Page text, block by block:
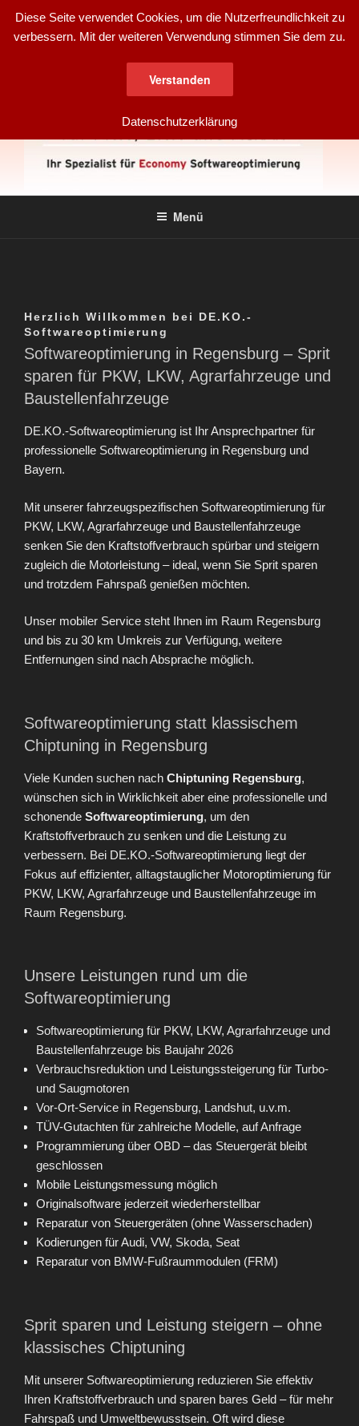
Menü
Herzlich Willkommen bei DE.KO.-
Softwareoptimierung
Softwareoptimierung in Regensburg – Sprit
sparen für PKW, LKW, Agrarfahrzeuge und
Baustellenfahrzeuge
DE.KO.-Softwareoptimierung ist Ihr Ansprechpartner für
professionelle Softwareoptimierung in Regensburg und
Bayern.
Mit unserer fahrzeugspezifischen Softwareoptimierung für
PKW, LKW, Agrarfahrzeuge und Baustellenfahrzeuge
senken Sie den Kraftstoffverbrauch spürbar und steigern
zugleich die Motorleistung – ideal, wenn Sie Sprit sparen
und trotzdem Fahrspaß genießen möchten.
Unser mobiler Service steht Ihnen im Raum Regensburg
und bis zu 30 km Umkreis zur Verfügung, weitere
Entfernungen sind nach Absprache möglich.
Softwareoptimierung statt klassischem
Chiptuning in Regensburg
Viele Kunden suchen nach Chiptuning Regensburg,
wünschen sich in Wirklichkeit aber eine professionelle und
schonende Softwareoptimierung, um den
Kraftstoffverbrauch zu senken und die Leistung zu
verbessern. Bei DE.KO.-Softwareoptimierung liegt der
Fokus auf effizienter, alltagstauglicher Motoroptimierung für
PKW, LKW, Agrarfahrzeuge und Baustellenfahrzeuge im
Raum Regensburg.
Unsere Leistungen rund um die
Softwareoptimierung
Softwareoptimierung für PKW, LKW, Agrarfahrzeuge und
Baustellenfahrzeuge bis Baujahr 2026
Verbrauchsreduktion und Leistungssteigerung für Turbo-
und Saugmotoren
Vor-Ort-Service in Regensburg, Landshut, u.v.m.
TÜV-Gutachten für zahlreiche Modelle, auf Anfrage
Programmierung über OBD – das Steuergerät bleibt
geschlossen
Mobile Leistungsmessung möglich
Originalsoftware jederzeit wiederherstellbar
Reparatur von Steuergeräten (ohne Wasserschaden)
Kodierungen für Audi, VW, Skoda, Seat
Reparatur von BMW-Fußraummodulen (FRM)
Sprit sparen und Leistung steigern – ohne
klassisches Chiptuning
Mit unserer Softwareoptimierung reduzieren Sie effektiv
Ihren Kraftstoffverbrauch und sparen bares Geld – für mehr
Fahrspaß und Umweltbewusstsein. Oft wird diese
Diese Seite verwendet Cookies, um die Nutzerfreundlichkeit zu
verbessern. Mit der weiteren Verwendung stimmen Sie dem zu.
Verstanden
Datenschutzerklärung